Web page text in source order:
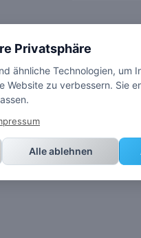
x
Dieser
Privatsphäre
ähnliche Technologien, um
Website zu verbessern. Sie
Alle ablehnen